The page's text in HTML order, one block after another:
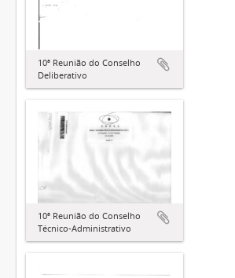
10ª Reunião do Conselho
Deliberativo
10ª Reunião do Conselho
Técnico-Administrativo